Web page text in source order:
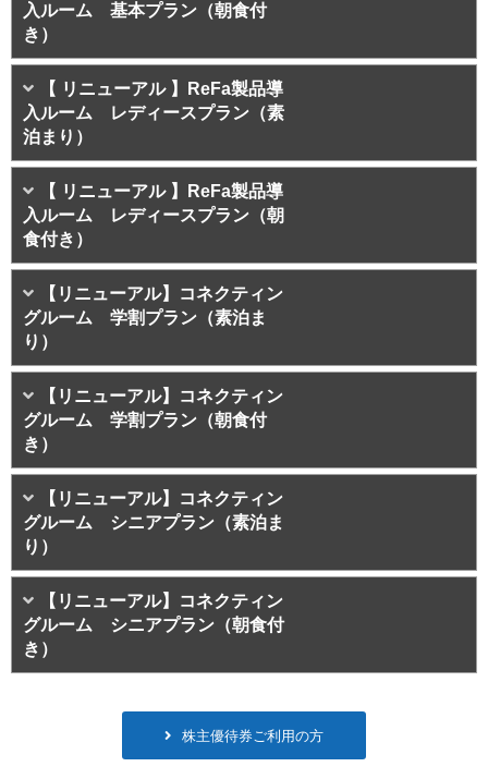
入ルーム 基本プラン（朝食付
き）
【 リニューアル 】ReFa製品導
入ルーム レディースプラン（素
泊まり）
【 リニューアル 】ReFa製品導
入ルーム レディースプラン（朝
食付き）
【リニューアル】コネクティン
グルーム 学割プラン（素泊ま
り）
【リニューアル】コネクティン
グルーム 学割プラン（朝食付
き）
【リニューアル】コネクティン
グルーム シニアプラン（素泊ま
り）
【リニューアル】コネクティン
グルーム シニアプラン（朝食付
き）
株主優待券ご利用の方